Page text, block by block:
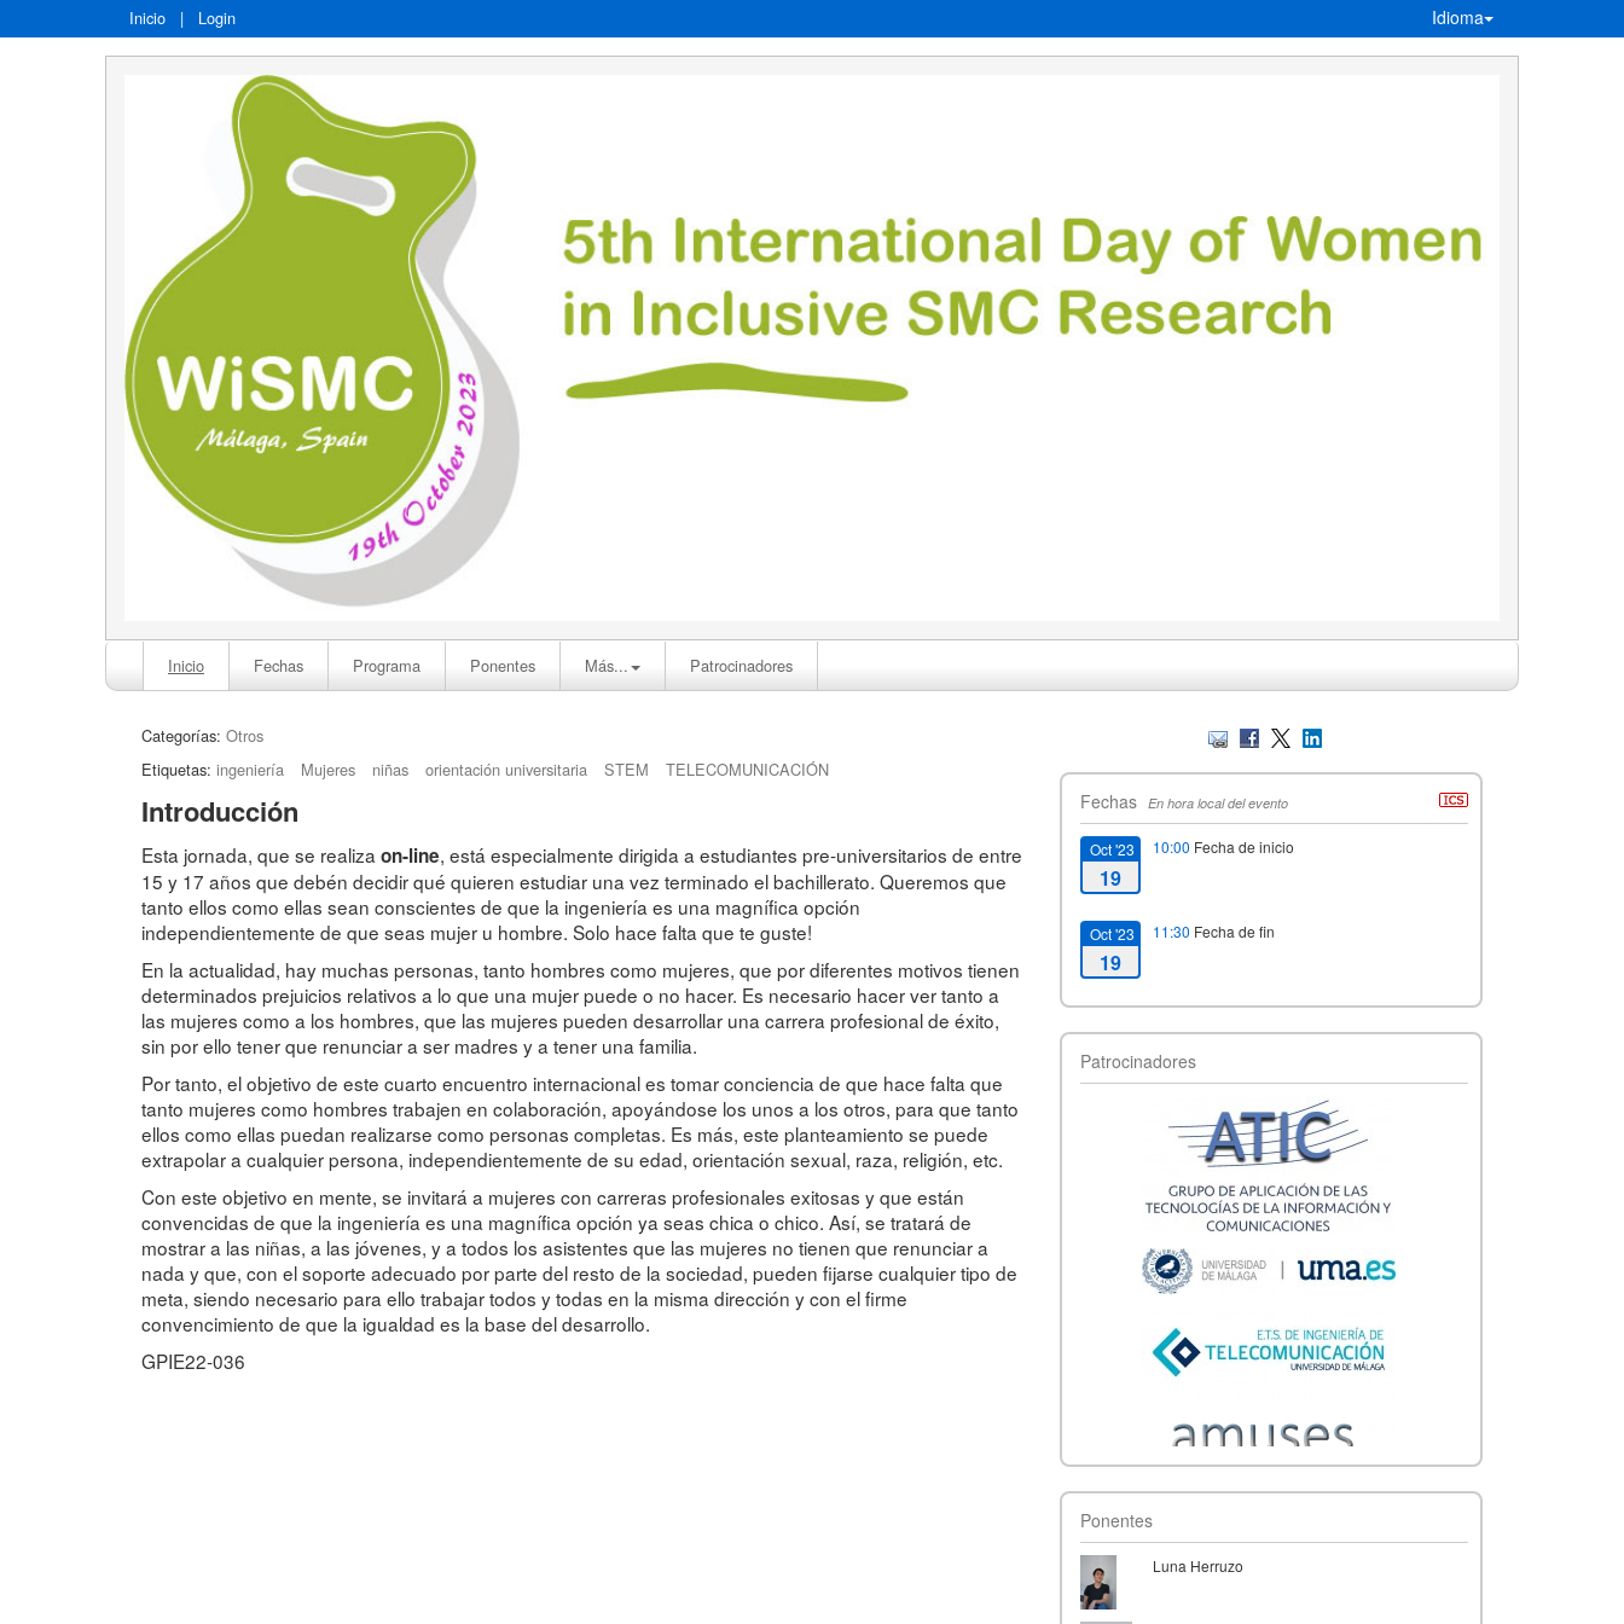
Inicio | Login Idioma
Inicio Fechas Programa Ponentes Más... Patrocinadores
Categorías: Otros
Etiquetas: ingeniería Mujeres niñas orientación universitaria STEM TELECOMUNICACIÓN
Introducción
Esta jornada, que se realiza on-line, está especialmente dirigida a estudiantes pre-universitarios de entre
15 y 17 años que debén decidir qué quieren estudiar una vez terminado el bachillerato. Queremos que
tanto ellos como ellas sean conscientes de que la ingeniería es una magnífica opción
independientemente de que seas mujer u hombre. Solo hace falta que te guste!
En la actualidad, hay muchas personas, tanto hombres como mujeres, que por diferentes motivos tienen
determinados prejuicios relativos a lo que una mujer puede o no hacer. Es necesario hacer ver tanto a
las mujeres como a los hombres, que las mujeres pueden desarrollar una carrera profesional de éxito,
sin por ello tener que renunciar a ser madres y a tener una familia.
Por tanto, el objetivo de este cuarto encuentro internacional es tomar conciencia de que hace falta que
tanto mujeres como hombres trabajen en colaboración, apoyándose los unos a los otros, para que tanto
ellos como ellas puedan realizarse como personas completas. Es más, este planteamiento se puede
extrapolar a cualquier persona, independientemente de su edad, orientación sexual, raza, religión, etc.
Con este objetivo en mente, se invitará a mujeres con carreras profesionales exitosas y que están
convencidas de que la ingeniería es una magnífica opción ya seas chica o chico. Así, se tratará de
mostrar a las niñas, a las jóvenes, y a todos los asistentes que las mujeres no tienen que renunciar a
nada y que, con el soporte adecuado por parte del resto de la sociedad, pueden fijarse cualquier tipo de
meta, siendo necesario para ello trabajar todos y todas en la misma dirección y con el firme
convencimiento de que la igualdad es la base del desarrollo.
GPIE22-036
Fechas En hora local del evento
Oct '23
19
10:00 Fecha de inicio
Oct '23
19
11:30 Fecha de fin
Patrocinadores
Ponentes
Luna Herruzo